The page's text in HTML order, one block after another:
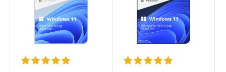
Email
Заголовок